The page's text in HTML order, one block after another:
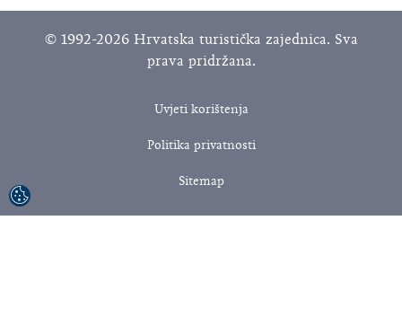
© 1992-2026 Hrvatska turistička zajednica. Sva
prava pridržana.
Uvjeti korištenja
Politika privatnosti
Sitemap